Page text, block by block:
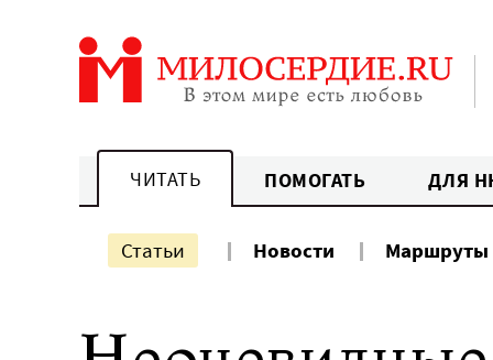
ЧИТАТЬ ПОМОГАТЬ ДЛЯ
Статьи Новости Маршруты